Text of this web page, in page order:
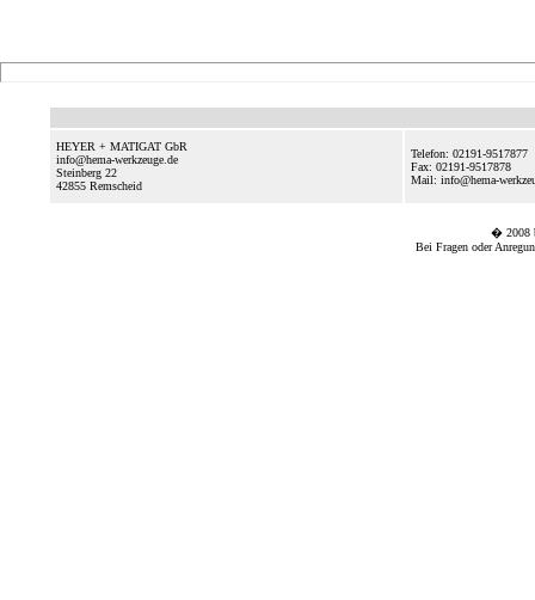
HEYER + MATIGAT GbR
info@hema-werkzeuge.de
Steinberg 22
42855 Remscheid
Telefon: 02191-9517877
Fax: 02191-9517878
Mail: info@hema-
� 2008
Bei Fragen oder